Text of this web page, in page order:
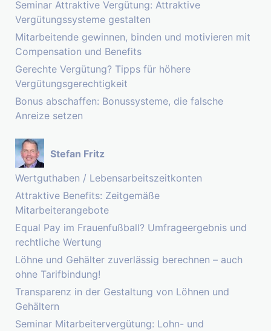
Seminar Attraktive Vergütung: Attraktive
Vergütungssysteme gestalten
Mitarbeitende gewinnen, binden und motivieren mit
Compensation und Benefits
Gerechte Vergütung? Tipps für höhere
Vergütungsgerechtigkeit
Bonus abschaffen: Bonussysteme, die falsche
Anreize setzen
Stefan Fritz
Wertguthaben / Lebensarbeitszeitkonten
Attraktive Benefits: Zeitgemäße
Mitarbeiterangebote
Equal Pay im Frauenfußball? Umfrageergebnis und
rechtliche Wertung
Löhne und Gehälter zuverlässig berechnen – auch
ohne Tarifbindung!
Transparenz in der Gestaltung von Löhnen und
Gehältern
Seminar Mitarbeitervergütung: Lohn- und